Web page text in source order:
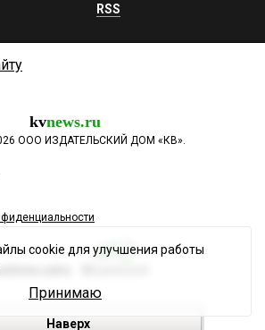
RSS
kvnews.ru
ООО ИЗДАТЕЛЬСКИЙ ДОМ «КВ».
сайта
Наверх
cookie для улучшения работы
Принимаю